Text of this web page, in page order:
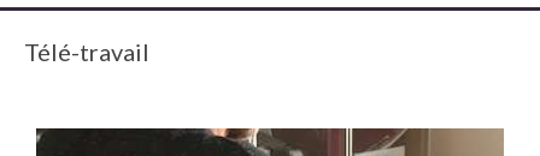
Télé-travail